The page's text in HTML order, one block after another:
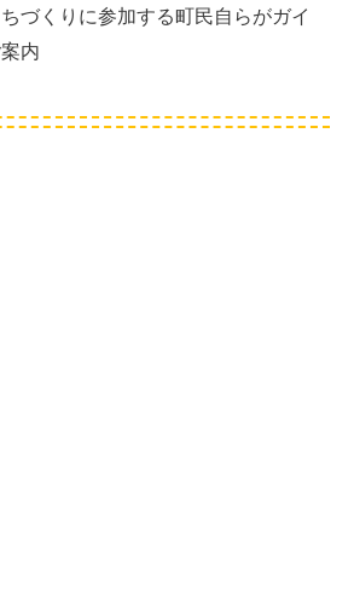
づくりに参加する町民自らがガイ
内